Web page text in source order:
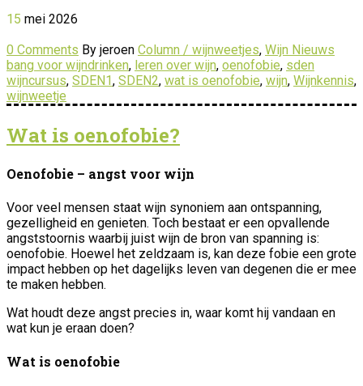
15 mei 2026
0 Comments By jeroen Column / wijnweetjes, Wijn Nieuws
bang voor wijndrinken, leren over wijn, oenofobie, sden
wijncursus, SDEN1, SDEN2, wat is oenofobie, wijn, Wijnkennis,
wijnweetje
Wat is oenofobie?
Oenofobie – angst voor wijn
Voor veel mensen staat wijn synoniem aan ontspanning,
gezelligheid en genieten. Toch bestaat er een opvallende
angststoornis waarbij juist wijn de bron van spanning is:
oenofobie. Hoewel het zeldzaam is, kan deze fobie een grote
impact hebben op het dagelijks leven van degenen die er mee
te maken hebben.
Wat houdt deze angst precies in, waar komt hij vandaan en
wat kun je eraan doen?
Wat is oenofobie